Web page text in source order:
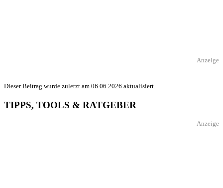
Anzeige
Dieser Beitrag wurde zuletzt am 06.06.2026 aktualisiert.
TIPPS, TOOLS & RATGEBER
Anzeige